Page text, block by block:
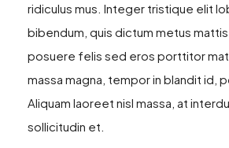
ridiculus mus. Integer tristique elit
bibendum, quis dictum metus
posuere felis sed eros porttitor
massa magna, tempor in blandit id,
Aliquam laoreet nisl massa, at
sollicitudin et.